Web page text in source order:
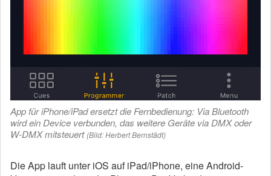
App für iPhone/iPad ersetzt die Fernbedienung: Via Bluetooth
wird ein Device verbunden, das weitere Geräte via DMX oder
W-DMX mitsteuert (Bild: Herbert Bernstädt)
Die App lauft unter iOS auf iPad/iPhone, eine Android-